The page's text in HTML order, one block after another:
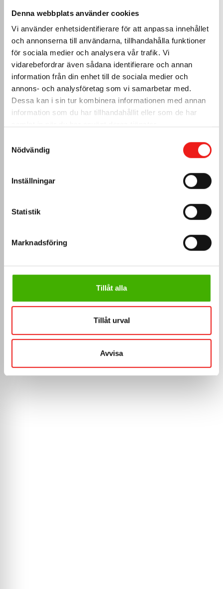
Denna webbplats använder cookies
Vi använder enhetsidentifierare för att anpassa innehållet
och annonserna till användarna, tillhandahålla funktioner
för sociala medier och analysera vår trafik. Vi
vidarebefordrar även sådana identifierare och annan
information från din enhet till de sociala medier och
annons- och analysföretag som vi samarbetar med.
Dessa kan i sin tur kombinera informationen med annan
information som du har tillhandahållit eller som de har
Nödvändig
Inställningar
Statistik
Marknadsföring
Tillåt alla
Tillåt urval
Avvisa
199,25sek
Fotplåten är ett plåtbeslag som
sitter l&au...
Måttanpassa >
Fotplåt
349,75sek
Fotplåten är ett plåtbeslag som
sitter l&au...
Måttanpassa >